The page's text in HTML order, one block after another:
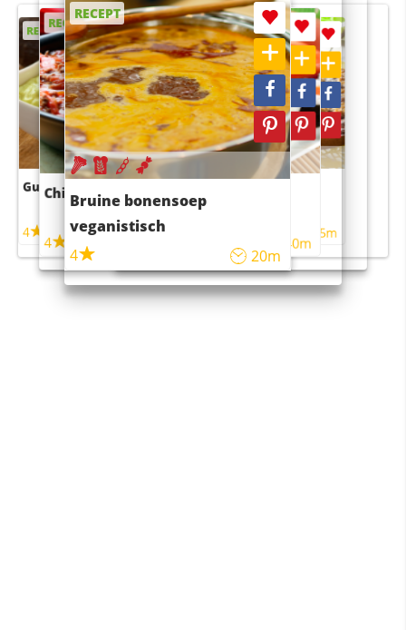
RECEPT
Guacamole
4
RECEPT
Chili con carne
4
RECEPT
Bruine bonensoep
veganistisch
4
20m
RECEPT
Sushi rijstsalade
maaltijdsalade
40m
RECEPT
4 55m